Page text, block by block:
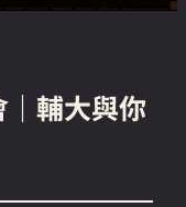
｜輔大與你